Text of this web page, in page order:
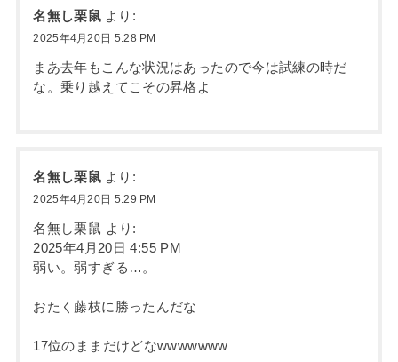
名無し栗鼠 より:
2025年4月20日 5:28 PM
まあ去年もこんな状況はあったので今は試練の時だ
な。乗り越えてこその昇格よ
名無し栗鼠 より:
2025年4月20日 5:29 PM
名無し栗鼠 より:
2025年4月20日 4:55 PM
弱い。弱すぎる…。
おたく藤枝に勝ったんだな
17位のままだけどなwwwwwww